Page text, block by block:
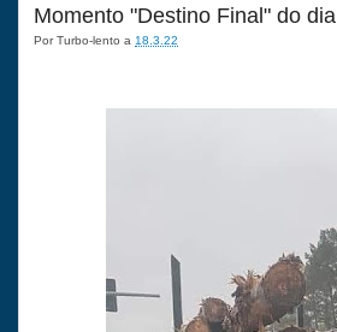
Momento "Destino Final" do dia
PorTurbo-lento a 18.3.22